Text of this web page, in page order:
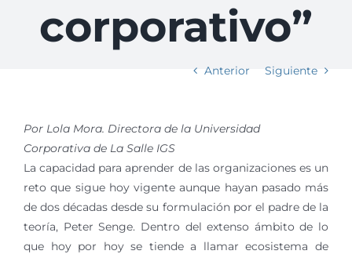
corporativo”
Anterior Siguiente
Por Lola Mora. Directora de la Universidad
Corporativa de La Salle IGS
La capacidad para aprender de las organizaciones es un
reto que sigue hoy vigente aunque hayan pasado más
de dos décadas desde su formulación por el padre de la
teoría, Peter Senge. Dentro del extenso ámbito de lo
que hoy por hoy se tiende a llamar ecosistema de